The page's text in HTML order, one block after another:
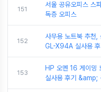
151
서울 공유오피스 스
독층 오피스
152
사무용 노트북 추천
GL-X94A 실사용 후
153
HP 오멘 16 게이
실사용 후기 &amp;